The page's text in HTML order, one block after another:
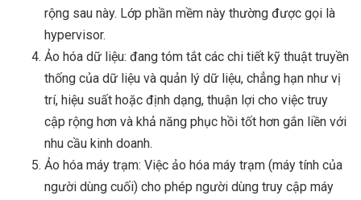
rộng sau này. Lớp phần mềm này thường được gọi là
hypervisor.
Ảo hóa dữ liệu: đang tóm tắt các chi tiết kỹ thuật truyền
thống của dữ liệu và quản lý dữ liệu, chẳng hạn như vị
trí, hiệu suất hoặc định dạng, thuận lợi cho việc truy
cập rộng hơn và khả năng phục hồi tốt hơn gắn liền với
nhu cầu kinh doanh.
Ảo hóa máy trạm: Việc ảo hóa máy trạm (máy tính của
người dùng cuối) cho phép người dùng truy cập máy